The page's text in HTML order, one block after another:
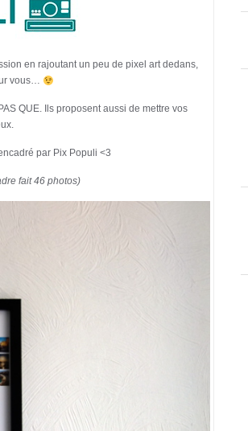
en rajoutant un peu de pixel art dedans,
vous…
QUE. Ils proposent aussi de mettre vos
par Pix Populi <3
fait 46 photos)